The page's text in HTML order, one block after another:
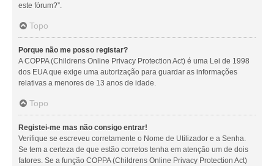
este fórum?”.
Topo
Porque não me posso registar?
A COPPA (Childrens Online Privacy Protection Act) é uma Lei de 1998
dos EUA que exige uma autorização para guardar as informações
relativas a menores de 13 anos de idade.
Topo
Registei-me mas não consigo entrar!
Verifique se escreveu corretamente o Nome de Utilizador e a Senha.
Se tem a certeza de que estão corretos tenha em atenção um de dois
fatores. Se a função COPPA (Childrens Online Privacy Protection Act)